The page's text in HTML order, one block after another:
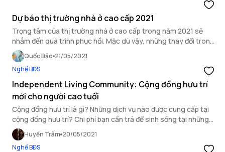
Dự báo thị trường nhà ở cao cấp 2021
Trọng tâm của thị trường nhà ở cao cấp trong năm 2021 sẽ
nhắm đến quá trình phục hồi. Mặc dù vậy, những thay đổi trong
năm 2020 khiến quá trình này có thể gặp nhiều vấn đề.
Quốc Bảo 21/05/2021
Nghề BĐS
Independent Living Community: Cộng đồng hưu trí
mới cho người cao tuổi
Cộng đồng hưu trí là gì? Những dịch vụ nào được cung cấp tại
cộng đồng hưu trí? Chi phí bạn cần trả để sinh sống tại những
cộng đồng này là bao nhiêu? Hãy cùng OneHousing tìm hiểu
qua bài viết sau.
Huyền Trâm 20/05/2021
Nghề BĐS